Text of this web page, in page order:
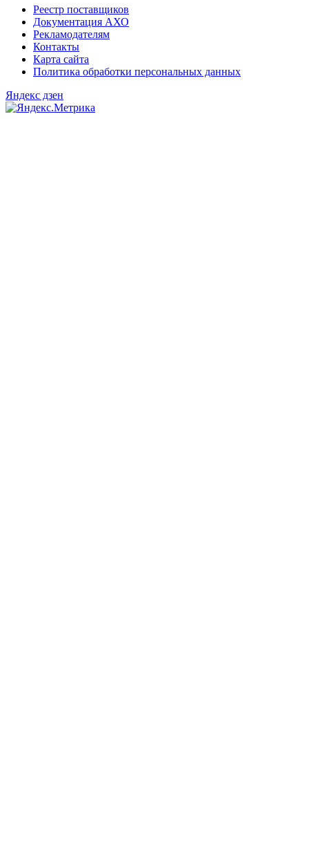
Реестр поставщиков
Документация АХО
Рекламодателям
Контакты
Карта сайта
Политика обработки персональных данных
Яндекс дзен